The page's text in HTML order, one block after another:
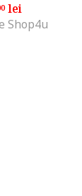
lei
Shop4u